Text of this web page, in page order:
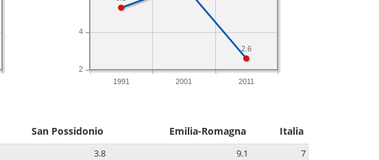
1991 2001 2011
2
4
2.6
San Possidonio Emilia-Romagna Italia
3.8 9.1
7